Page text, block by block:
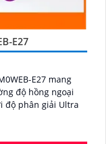
E27
E27 mang
độ hồng ngoại